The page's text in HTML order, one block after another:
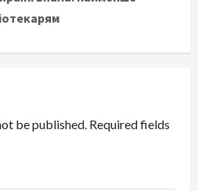
be published. Required fields